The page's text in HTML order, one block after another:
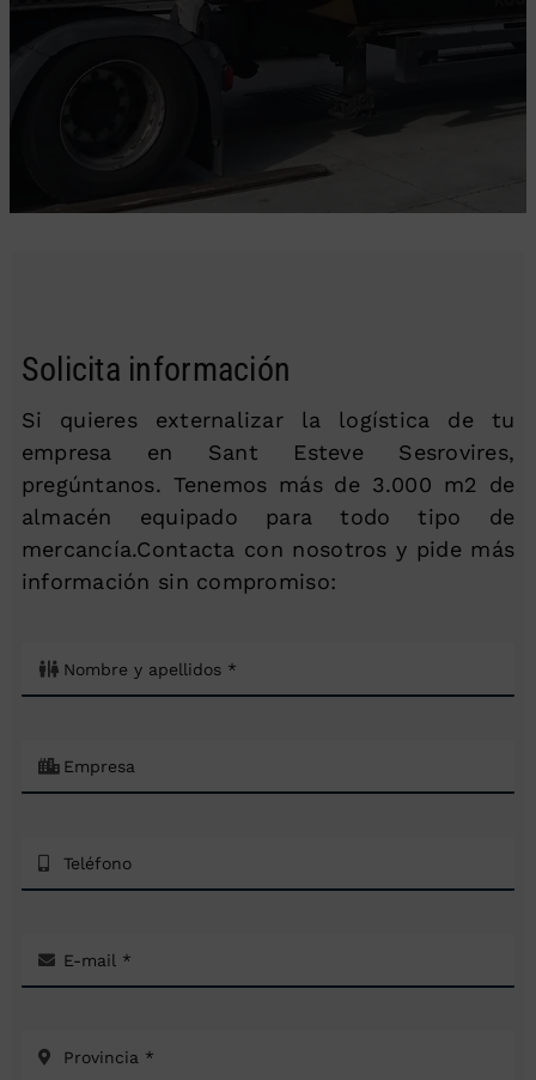
Solicita información
Si quieres externalizar la logística de tu
empresa en Sant Esteve Sesrovires,
pregúntanos. Tenemos más de 3.000 m2 de
almacén equipado para todo tipo de
mercancía.Contacta con nosotros y pide más
información sin compromiso: